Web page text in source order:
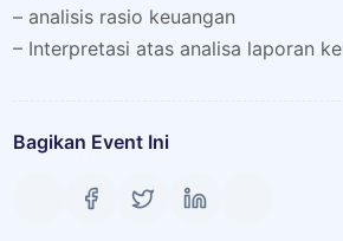
– analisis rasio keuangan
– Interpretasi atas analisa laporan
Bagikan Event Ini